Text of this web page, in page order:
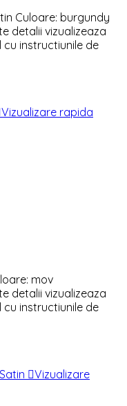
Culoare: burgundy
detalii vizualizeaza
instructiunile de
Vizualizare rapida
mov
detalii vizualizeaza
instructiunile de
Vizualizare